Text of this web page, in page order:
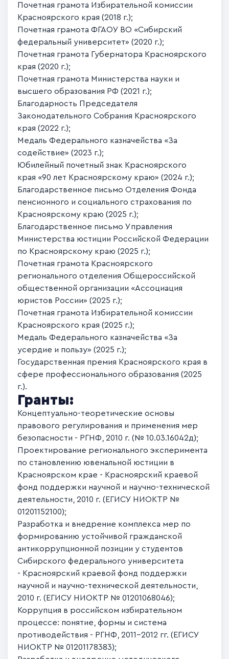
Почетная грамота Избирательной комиссии
Красноярского края (2018 г.);
Почетная грамота ФГАОУ ВО «Сибирский
федеральный университет» (2020 г.);
Почетная грамота Губернатора Красноярского
края (2020 г.);
Почетная грамота Министерства науки и
высшего образования РФ (2021 г.);
Благодарность Председателя
Законодательного Собрания Красноярского
края (2022 г.);
Медаль Федерального казначейства «За
содействие» (2023 г.);
Юбилейный почетный знак Красноярского
края «90 лет Красноярскому краю» (2024 г.);
Благодарственное письмо Отделения Фонда
пенсионного и социального страхования по
Красноярскому краю (2025 г.);
Благодарственное письмо Управления
Министерства юстиции Российской Федерации
по Красноярскому краю (2025 г.);
Почетная грамота Красноярского
регионального отделения Общероссийской
общественной организации «Ассоциация
юристов России» (2025 г.);
Почетная грамота Избирательной комиссии
Красноярского края (2025 г.);
Медаль Федерального казначейства «За
усердие и пользу» (2025 г.);
Государственная премия Красноярского края в
сфере профессионального образования (2025
г.).
Гранты:
Концептуально-теоретические основы
правового регулирования и применения мер
безопасности - РГНФ, 2010 г. (№ 10.03.16042д);
Проектирование регионального эксперимента
по становлению ювенальной юстиции в
Красноярском крае - Красноярский краевой
фонд поддержки научной и научно-технической
деятельности, 2010 г. (ЕГИСУ НИОКТР №
01201152100);
Разработка и внедрение комплекса мер по
формированию устойчивой гражданской
антикоррупционной позиции у студентов
Сибирского федерального университета
- Красноярский краевой фонд поддержки
научной и научно-технической деятельности,
2010 г. (ЕГИСУ НИОКТР № 01201068046);
Коррупция в российском избирательном
процессе: понятие, формы и система
противодействия - РГНФ, 2011-2012 гг. (ЕГИСУ
НИОКТР № 01201178383);